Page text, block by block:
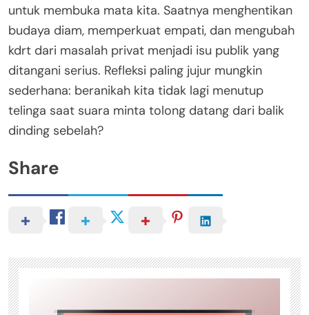
untuk membuka mata kita. Saatnya menghentikan
budaya diam, memperkuat empati, dan mengubah
kdrt dari masalah privat menjadi isu publik yang
ditangani serius. Refleksi paling jujur mungkin
sederhana: beranikah kita tidak lagi menutup
telinga saat suara minta tolong datang dari balik
dinding sebelah?
Share